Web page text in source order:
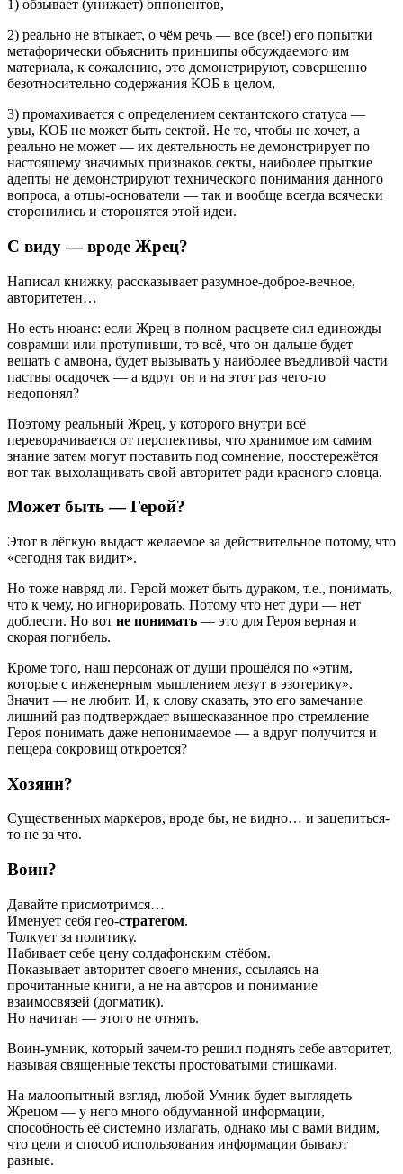
1) обзывает (унижает) оппонентов,
2) реально не втыкает, о чём речь — все (все!) его попытки
метафорически объяснить принципы обсуждаемого им
материала, к сожалению, это демонстрируют, совершенно
безотносительно содержания КОБ в целом,
3) промахивается с определением сектантского статуса —
увы, КОБ не может быть сектой. Не то, чтобы не хочет, а
реально не может — их деятельность не демонстрирует по
настоящему значимых признаков секты, наиболее прыткие
адепты не демонстрируют технического понимания данного
вопроса, а отцы-основатели — так и вообще всегда всячески
сторонились и сторонятся этой идеи.
С виду — вроде Жрец?
Написал книжку, рассказывает разумное-доброе-вечное,
авторитетен…
Но есть нюанс: если Жрец в полном расцвете сил единожды
соврамши или протупивши, то всё, что он дальше будет
вещать с амвона, будет вызывать у наиболее въедливой части
паствы осадочек — а вдруг он и на этот раз чего-то
недопонял?
Поэтому реальный Жрец, у которого внутри всё
переворачивается от перспективы, что хранимое им самим
знание затем могут поставить под сомнение, поостережётся
вот так выхолащивать свой авторитет ради красного словца.
Может быть — Герой?
Этот в лёгкую выдаст желаемое за действительное потому, что
«сегодня так видит».
Но тоже навряд ли. Герой может быть дураком, т.е., понимать,
что к чему, но игнорировать. Потому что нет дури — нет
доблести. Но вот не понимать — это для Героя верная и
скорая погибель.
Кроме того, наш персонаж от души прошёлся по «этим,
которые с инженерным мышлением лезут в эзотерику».
Значит — не любит. И, к слову сказать, это его замечание
лишний раз подтверждает вышесказанное про стремление
Героя понимать даже непонимаемое — а вдруг получится и
пещера сокровищ откроется?
Хозяин?
Существенных маркеров, вроде бы, не видно… и зацепиться-
то не за что.
Воин?
Давайте присмотримся…
Именует себя гео-стратегом.
Толкует за политику.
Набивает себе цену солдафонским стёбом.
Показывает авторитет своего мнения, ссылаясь на
прочитанные книги, а не на авторов и понимание
взаимосвязей (догматик).
Но начитан — этого не отнять.
Воин-умник, который зачем-то решил поднять себе авторитет,
называя священные тексты простоватыми стишками.
На малоопытный взгляд, любой Умник будет выглядеть
Жрецом — у него много обдуманной информации,
способность её системно излагать, однако мы с вами видим,
что цели и способ использования информации бывают
разные.